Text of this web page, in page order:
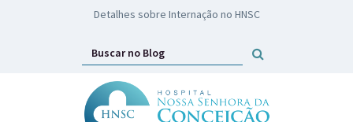
HNSC lança campanha Troco Solidário